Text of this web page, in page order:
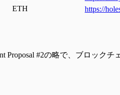
ETH https://
Proposal #2の略で、ブロック